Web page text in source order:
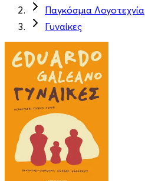
Παγκόσμια Λογοτεχνία
Γυναίκες